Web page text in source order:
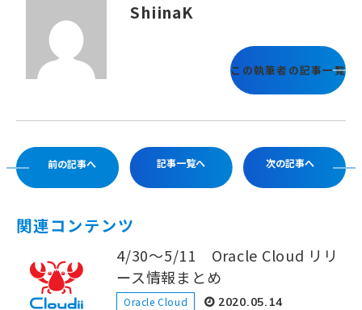
ShiinaK
この執筆者の記事一覧
前の記事へ 記事一覧へ 次の記事へ
関連コンテンツ
4/30～5/11 Oracle Cloud リリ
ース情報まとめ
Oracle Cloud 2020.05.14